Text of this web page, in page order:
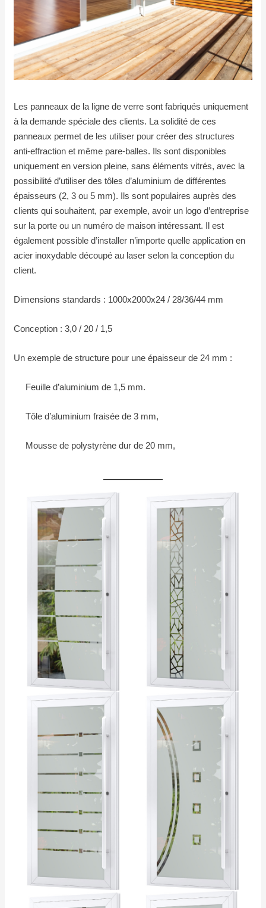
Les panneaux de la ligne de verre sont fabriqués uniquement
à la demande spéciale des clients. La solidité de ces
panneaux permet de les utiliser pour créer des structures
anti-effraction et même pare-balles. Ils sont disponibles
uniquement en version pleine, sans éléments vitrés, avec la
possibilité d’utiliser des tôles d’aluminium de différentes
épaisseurs (2, 3 ou 5 mm). Ils sont populaires auprès des
clients qui souhaitent, par exemple, avoir un logo d’entreprise
sur la porte ou un numéro de maison intéressant. Il est
également possible d’installer n’importe quelle application en
acier inoxydable découpé au laser selon la conception du
client.
Dimensions standards : 1000x2000x24 / 28/36/44 mm
Conception : 3,0 / 20 / 1,5
Un exemple de structure pour une épaisseur de 24 mm :
Feuille d’aluminium de 1,5 mm.
Tôle d’aluminium fraisée de 3 mm,
Mousse de polystyrène dur de 20 mm,